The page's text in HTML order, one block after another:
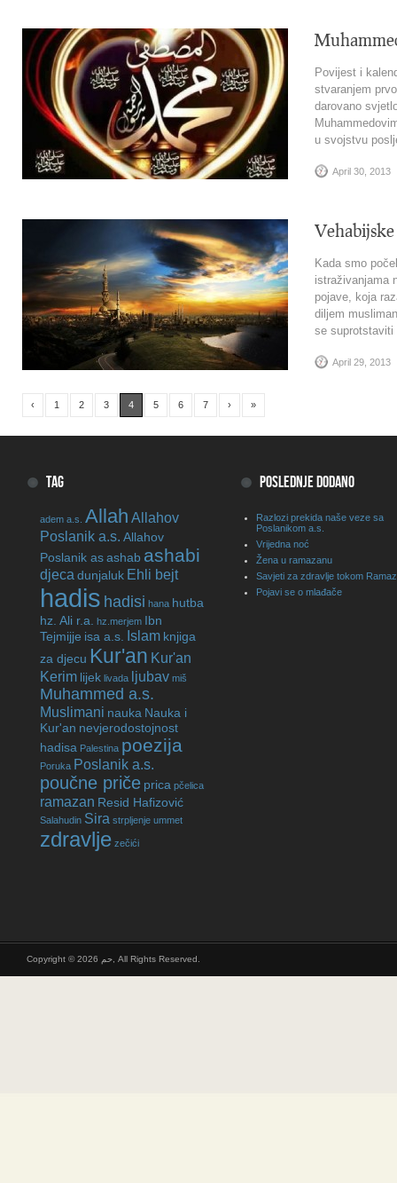
Povijest i
stvaranjem
darovano
u svojstvu
April 30, 2013
Kada smo
istraživanjama
pojave, koja
diljem
se
April 29, 2013
‹ 1 2 3 4 5 6 7 › »
TAG
adem a.s. Allah Allahov
Poslanik a.s. Allahov
Poslanik asashab ashabi
djeca dunjaluk Ehli bejt
hadis hadisi hana hutba
hz. Ali r.a.
hz.merjem Ibn
Tejmijje isa a.s. Islam knjiga
za djecu Kur'an Kur'an
Kerim lijek livada ljubav miš
Muhammed a.s.
Muslimani nauka Nauka i
Kur'an nevjerodostojnost
hadisa Palestina poezija
Poruka Poslanik a.s.
poučne priče prica pčelica
ramazan Resid Hafizović
Salahudin Sira strpljenje ummet
zdravlje zečići
POSLEDNJE DODANO
Razlozi prekida naše veze sa
Poslanikom a.s.
Vrijedna noć
Žena u ramazanu
Savjeti za zdravlje tokom
Pojavi se o mlađače
Copyright © 2026 حم, All Rights Reserved.